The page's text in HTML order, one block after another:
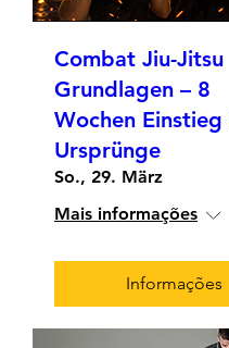
Combat Jiu-Jitsu
Grundlagen – 8
Wochen
Ursprünge
So., 29. März
Mais informações
Informações